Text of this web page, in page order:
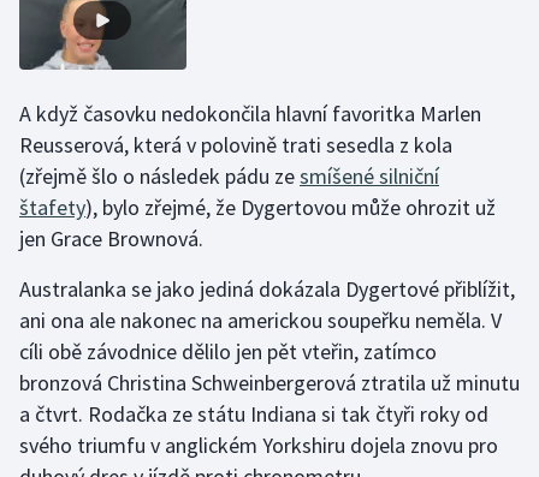
Triatlon
Veslování
Vodní slalom
Volejbal
Ostatní
A když časovku nedokončila hlavní favoritka Marlen
Reusserová, která v polovině trati sesedla z kola
(zřejmě šlo o následek pádu zesmíšené silniční
štafety), bylo zřejmé, že Dygertovou může ohrozit už
jen Grace Brownová.
Australanka se jako jediná dokázala Dygertové přiblížit,
ani ona ale nakonec na americkou soupeřku neměla. V
cíli obě závodnice dělilo jen pět vteřin, zatímco
bronzová Christina Schweinbergerová ztratila už minutu
a čtvrt. Rodačka ze státu Indiana si tak čtyři roky od
svého triumfu v anglickém Yorkshiru dojela znovu pro